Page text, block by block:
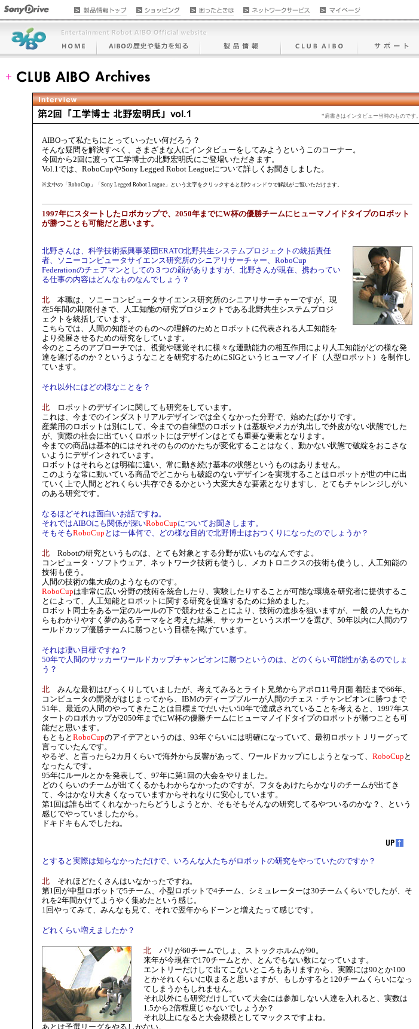
*肩書きはインタビュー当時のものです。
AIBOって私たちにとっていったい何だろう？
そんな疑問を解決すべく、さまざまな人にインタビューをしてみようというこのコーナー。
今回から2回に渡って工学博士の北野宏明氏にご登場いただきます。
Vol.1では、RoboCupやSony Legged Robot Leagueについて詳しくお聞きしました。
※文中の「RoboCup」「Sony Legged Robot League」という文字をクリックすると別ウィンドウで解説がご覧いただけます。
1997年にスタートしたロボカップで、2050年までにW杯の優勝チームにヒューマノイドタイプのロボット
が勝つことも可能だと思います。
北野さんは、科学技術振興事業団ERATO北野共生システムプロジェクトの統括責任
者、ソニーコンピュータサイエンス研究所のシニアリサーチャー、RoboCup
Federationのチェアマンとしての３つの顔がありますが、北野さんが現在、携わってい
る仕事の内容はどんなものなんでしょう？
北 本職は、ソニーコンピュータサイエンス研究所のシニアリサーチャーですが、現
在5年間の期限付きで、人工知能の研究プロジェクトである北野共生システムプロジ
ェクトを統括しています。
こちらでは、人間の知能そのものへの理解のためとロボットに代表される人工知能を
より発展させるための研究をしています。
今のところのアプローチでは、視覚や聴覚それに様々な運動能力の相互作用により人工知能がどの様な発
達を遂げるのか？というようなことを研究するためにSIGというヒューマノイド（人型ロボット）を制作し
ています。
それ以外にはどの様なことを？
北 ロボットのデザインに関しても研究をしています。
これは、今までのインダストリアルデザインでは全くなかった分野で、始めたばかりです。
産業用のロボットは別にして、今までの自律型のロボットは基板やメカが丸出しで外皮がない状態でした
が、実際の社会に出ていくロボットにはデザインはとても重要な要素となります。
今までの商品は基本的にはそれそのもののかたちが変化することはなく、動かない状態で破綻をおこさな
いようにデザインされています。
ロボットはそれらとは明確に違い、常に動き続け基本の状態というものはありません。
このような常に動いている商品でどこからも破綻のないデザインを実現することはロボットが世の中に出
ていく上で人間とどれくらい共存できるかという大変大きな要素となりますし、とてもチャレンジしがい
のある研究です。
なるほどそれは面白いお話ですね。
それではAIBOにも関係が深いRoboCupについてお聞きします。
そもそもRoboCup とは一体何で、どの様な目的で北野博士はおつくりになったのでしょうか？
北 Robotの研究というものは、とても対象とする分野が広いものなんですよ。
コンピュータ・ソフトウェア、ネットワーク技術も使うし、メカトロニクスの技術も使うし、人工知能の
技術も使う。
人間の技術の集大成のようなものです。
RoboCupは非常に広い分野の技術を統合したり、実験したりすることが可能な環境を研究者に提供するこ
とによって、人工知能とロボットに関する研究を促進するために始めました。
ロボット同士をある一定のルールの下で競わせることにより、技術の進歩を狙いますが、一般 の人たちか
らもわかりやすく夢のあるテーマをと考えた結果、サッカーというスポーツを選び、50年以内に人間のワ
ールドカップ優勝チームに勝つという目標を掲げています。
それは凄い目標ですね？
50年で人間のサッカーワールドカップチャンピオンに勝つというのは、どのくらい可能性があるのでしょ
う？
北 みんな最初はびっくりしていましたが、考えてみるとライト兄弟からアポロ11号月面 着陸まで66年、
コンピュータの開発がはじまってから、IBMのディープブルーが人間のチェス・チャンピオンに勝つまで
51年、最近の人間のやってきたことは目標までだいたい50年で達成されていることを考えると、1997年ス
タートのロボカップが2050年までにW杯の優勝チームにヒューマノイドタイプのロボットが勝つことも可
能だと思います。
もともと RoboCupのアイデアというのは、93年ぐらいには明確になっていて、最初ロボットＪリーグって
言っていたんです。
やるぞ、と言ったら2カ月くらいで海外から反響があって、ワールドカップにしようとなって、 RoboCup と
なったんです。
95年にルールとかを発表して、97年に第1回の大会をやりました。
どのくらいのチームが出てくるかもわからなかったのですが、フタをあけたらかなりのチームが出てき
て、今はかなり大きくなっていますからそれなりに安心しています。
第1回は誰も出てくれなかったらどうしようとか、そもそもそんなの研究してるやついるのかな？、という
感じでやっていましたから。
ドキドキもんでしたね。
とすると実際は知らなかっただけで、いろんな人たちがロボットの研究をやっていたのですか？
北 それほどたくさんはいなかったですね。
第1回が中型ロボットで5チーム、小型ロボットで4チーム、シミュレーターは30チームくらいでしたが、そ
れを2年間かけてようやく集めたという感じ。
1回やってみて、みんなも見て、それで翌年からドーンと増えたって感じです。
どれくらい増えましたか？
北 パリが60チームでしょ、ストックホルムが90。
来年が今現在で170チームとか、とんでもない数になっています。
エントリーだけして出てこないところもありますから、実際には90とか100
とかそれくらいに収まると思いますが、もしかすると120チームくらいになっ
てしまうかもしれません。
それ以外にも研究だけしていて大会には参加しない人達を入れると、実数は
1.5から2倍程度じゃないでしょうか？
それ以上になると大会規模としてマックスですよね。
あとは予選リーグをやるしかない。